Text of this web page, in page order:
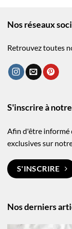
Nos réseaux
Retrouvez toutes
Nos derniers
S'inscrire à
Afin d'être informé
exclusives sur
S'INSCRIRE